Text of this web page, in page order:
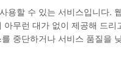
할 수 있는 서비스입니다.
무런 대가 없이 제공해 드
중단하거나 서비스 품질을